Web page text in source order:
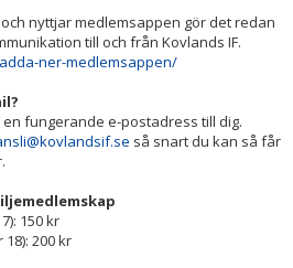
nyttjarmedlemsappen gör det redan
till och från Kovlands IF.
ner-medlemsappen/
?
fungerande e-postadress till dig.
så snart du kan så får
150kr
18): 200kr